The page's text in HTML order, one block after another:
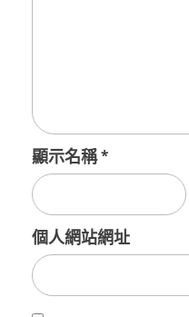
顯示名稱*
個人網站網址